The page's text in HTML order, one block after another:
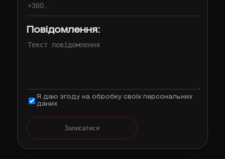
Повідомлення:
Я даю згоду на обробку своїх персональних
даних
Записатися